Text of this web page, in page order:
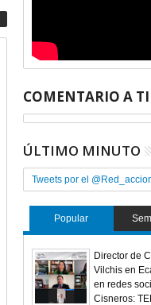
COMENTARIO A
ÚLTIMO MINUTO
Tweets por el
Popular
Director de
Vilchis en
en redes
Cisneros: